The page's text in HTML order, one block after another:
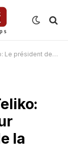
siffle la fin de la récréation
la